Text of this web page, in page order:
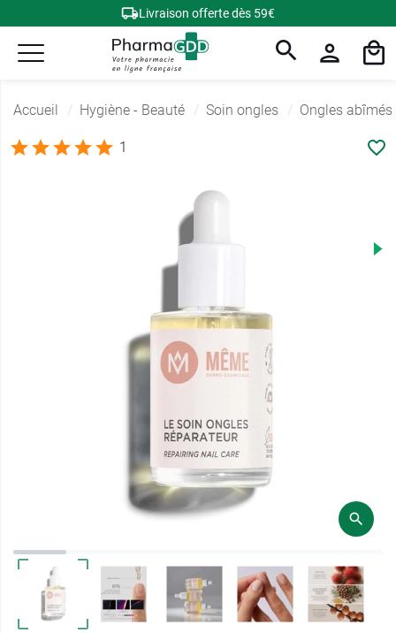
Livraison offerte dès 59€
Accueil Hygiène - Beauté Soin ongles Ongles abîmés
1